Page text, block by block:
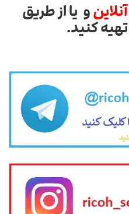
آنلاینو یا از طریق
تهیه کنید.